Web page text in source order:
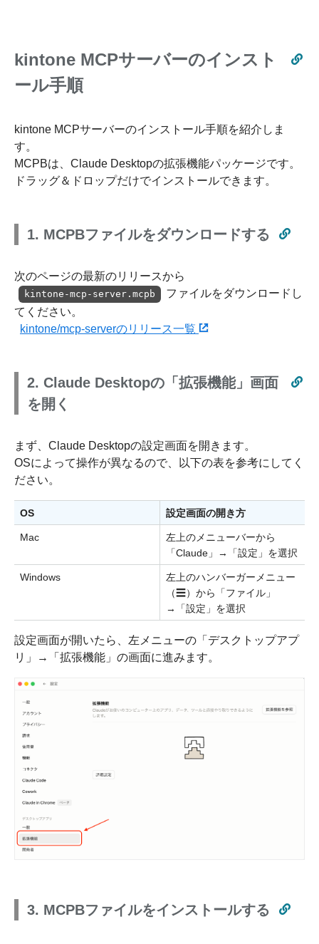
kintone MCPサーバーのインスト
ール手順
kintone MCPサーバーのインストール手順を紹介しま
す。
MCPBは、Claude Desktopの拡張機能パッケージです。
ドラッグ＆ドロップだけでインストールできます。
1. MCPBファイルをダウンロードする
次のページの最新のリリースから
kintone-mcp-server.mcpb
ファイルをダウンロードし
てください。
kintone/mcp-serverのリリース一覧
2. Claude Desktopの「拡張機能」画面
を開く
まず、Claude Desktopの設定画面を開きます。
OSによって操作が異なるので、以下の表を参考にしてく
ださい。
OS 設定画面の開き方
Mac
左上のメニューバーから
「Claude」→「設定」を選択
Windows
左上のハンバーガーメニュー
（☰）から「ファイル」
→「設定」を選択
設定画面が開いたら、左メニューの「デスクトップアプ
リ」→「拡張機能」の画面に進みます。
3. MCPBファイルをインストールする